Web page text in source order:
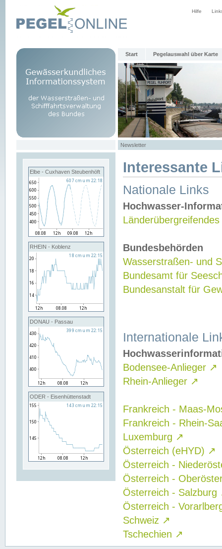
Hilfe
Start Pegelauswahl über Karte
Newsletter
Elbe - Cuxhaven Steubenhöft
RHEIN - Koblenz
DONAU - Passau
ODER - Eisenhüttenstadt
Interessante
Nationale Links
Hochwasser-
Bundesbehörden
Wasserstraßen- und
Bundesamt für
Bundesanstalt für
Internationale
Bodensee-Anlieger ↗
Rhein-Anlieger ↗
Frankreich - Maas-
Frankreich - Rhein-
Luxemburg ↗
Österreich (eHYD) ↗
Österreich -
Österreich -
Österreich - Salzburg
Österreich -
Schweiz ↗
Tschechien ↗